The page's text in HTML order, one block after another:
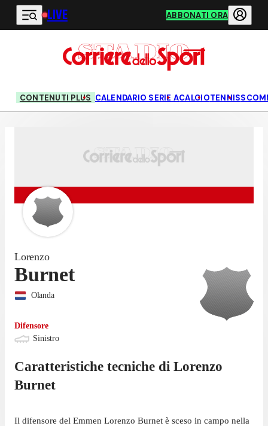
Vai al contenuto principale
LIVE ABBONATI ORA
CONTENUTI PLUS CALENDARIO SERIE ACALCIOTENNIS
Lorenzo
Burnet
Olanda
Difensore
Sinistro
Caratteristiche tecniche di Lorenzo
Burnet
Il difensore del Emmen Lorenzo Burnet è sceso in campo nella